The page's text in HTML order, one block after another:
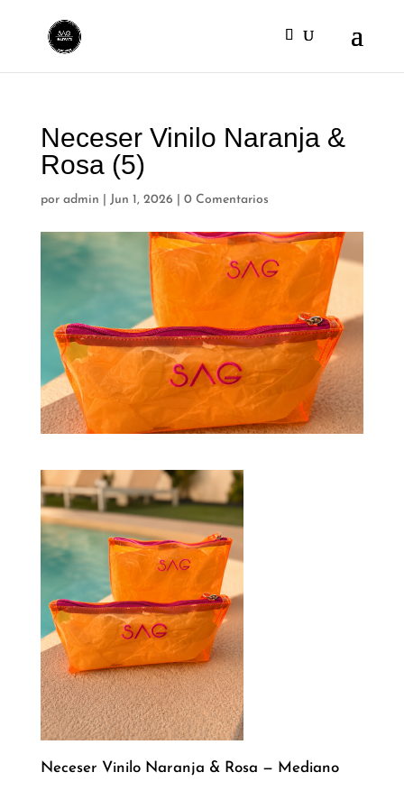
Neceser Vinilo Naranja &
Rosa (5)
por admin Jun 1, 2026 0 Comentarios
Neceser Vinilo Naranja & Rosa — Mediano